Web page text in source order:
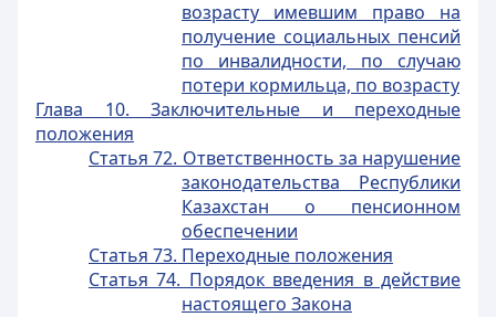
возрасту имевшим право на
получение социальных пенсий
по инвалидности, по случаю
потери кормильца, по возрасту
Глава 10. Заключительные и переходные
положения
Статья 72. Ответственность за нарушение
законодательства Республики
Казахстан о пенсионном
обеспечении
Статья 73. Переходные положения
Статья 74. Порядок введения в действие
настоящего Закона